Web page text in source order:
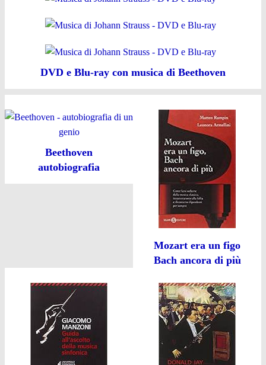
DVD e Blu-ray con musica di Beethoven
Beethoven
autobiografia
Mozart era un figo
Bach ancora di più